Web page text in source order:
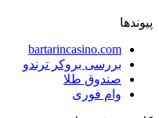
پیوندها
bartarincasino.com
بررسی بروکر ترندو
صندوق طلا
وام فوری